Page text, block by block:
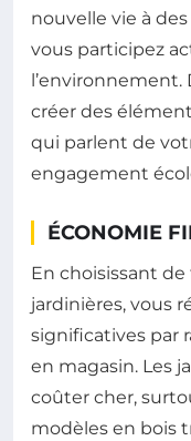
nouvelle vie à
vous participez
l’environnement.
créer des
qui parlent de
engagement
ÉCONOMIE
En choisissant
jardinières, vous
significatives par
en magasin. Les
coûter cher,
modèles en bois